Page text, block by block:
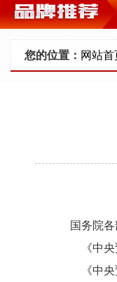
您的位置： 网站首
国务院
《中央
《中央